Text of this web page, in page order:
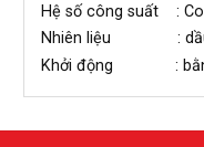
Hệ số công suất :
Nhiên liệu : dầu
Khởi động :